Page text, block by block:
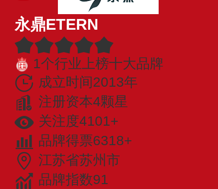
永鼎ETERN
1个行业上榜十大品牌
成立时间2013年
注册资本4颗星
关注度4101+
品牌得票6318+
江苏省苏州市
品牌指数91